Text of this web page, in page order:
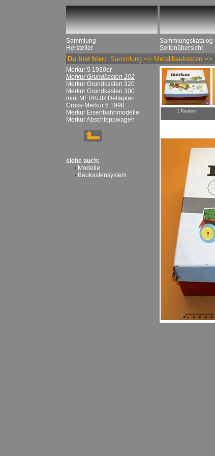
Sammlung
Hersteller
Sammlungskatalog
Seitenübersicht
Du bist hier: Sammlung => Metallbaukasten =>
Merkur 5 1930er
Merkur Grundkasten 202
Merkur Grundkasten 320
Merkur Grundkasten 300
mini MERKUR Deltaplan
Cross-Merkur 6 1998
Merkur Eisenbahnmodelle
Merkur Abschleppwagen
siehe auch:
Modelle
Baukastensystem
1 Kasten